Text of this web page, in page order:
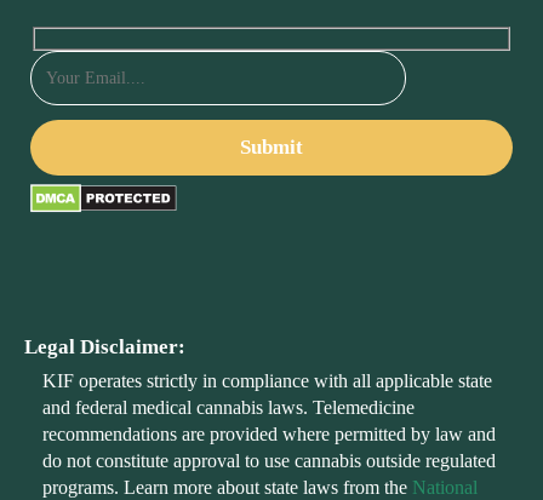
Legal Disclaimer:
KIF operates strictly in compliance with all applicable state
and federal medical cannabis laws. Telemedicine
recommendations are provided where permitted by law and
do not constitute approval to use cannabis outside regulated
programs. Learn more about state laws from the National